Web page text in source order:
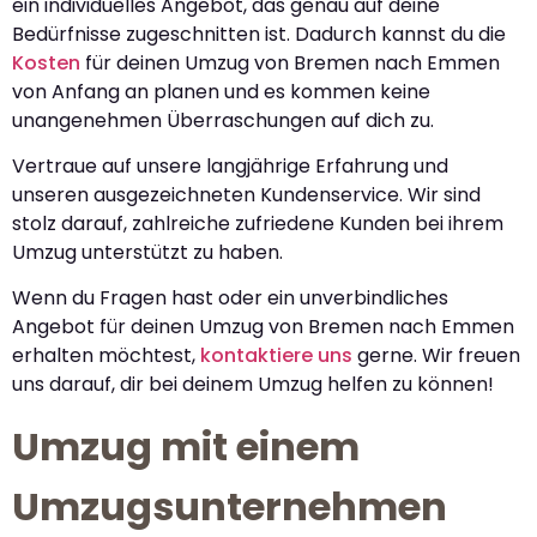
Bedürfnisse zugeschnitten ist. Dadurch kannst du die
Kosten für deinen Umzug von Bremen nach Emmen
von Anfang an planen und es kommen keine
unangenehmen Überraschungen auf dich zu.
Vertraue auf unsere langjährige Erfahrung und
unseren ausgezeichneten Kundenservice. Wir sind
stolz darauf, zahlreiche zufriedene Kunden bei ihrem
Umzug unterstützt zu haben.
Wenn du Fragen hast oder ein unverbindliches
Angebot für deinen Umzug von Bremen nach Emmen
erhalten möchtest, kontaktiere uns gerne. Wir freuen
uns darauf, dir bei deinem Umzug helfen zu können!
Umzug mit einem
Umzugsunternehmen